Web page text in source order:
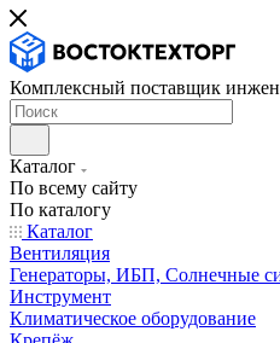
Комплексный поставщик
Каталог
По всему сайту
По каталогу
Каталог
Вентиляция
Генераторы, ИБП, Солнечные
Инструмент
Климатическое оборудование